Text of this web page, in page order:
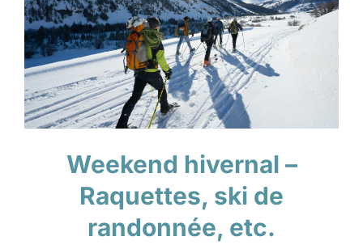
Weekend hivernal –
Raquettes, ski de
randonnée, etc.